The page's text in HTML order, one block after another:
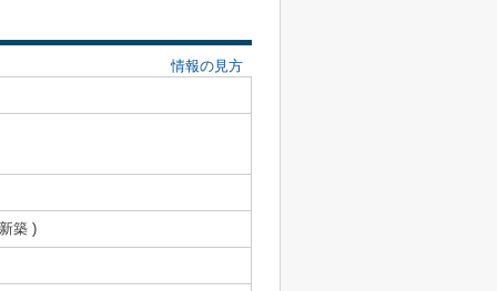
情報の見方
築 )